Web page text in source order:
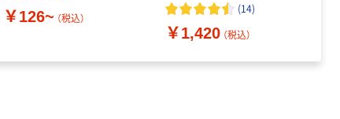
￥126~ （税込）
(14)
￥1,420 （税込）